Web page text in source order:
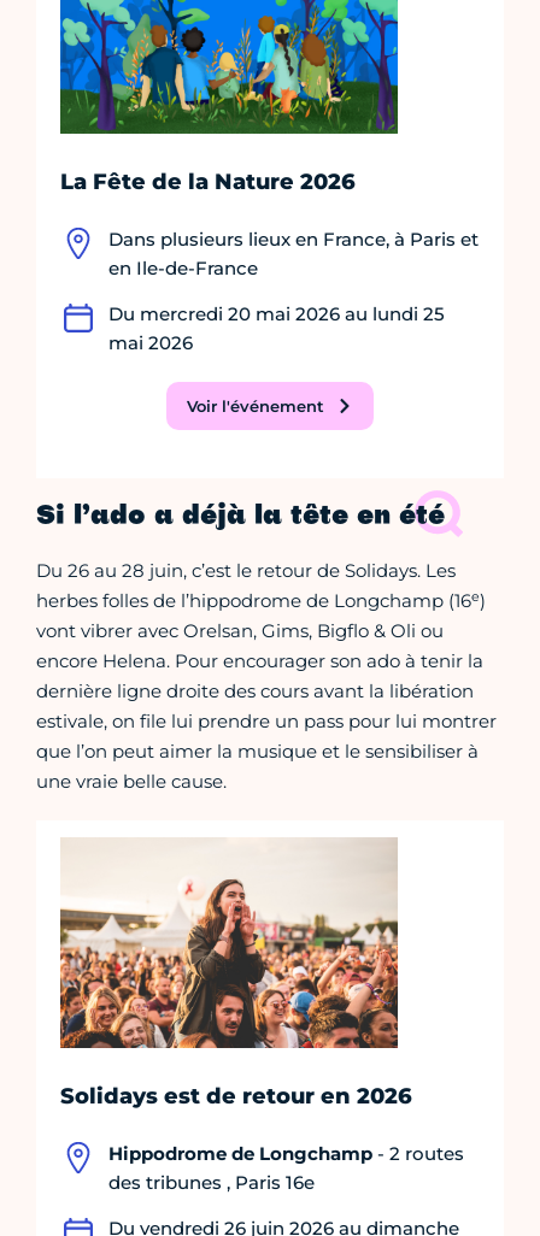
La Fête de la Nature 2026
Dans plusieurs lieux en France, à Paris et
en Ile-de-France
Du mercredi 20 mai 2026 au lundi 25
mai 2026
Voir l'événement
Si l’ado a déjà la tête en été
Du 26 au 28 juin, c’est le retour de Solidays. Les
herbes folles de l’hippodrome de Longchamp (16e)
vont vibrer avec Orelsan, Gims, Bigflo & Oli ou
encore Helena. Pour encourager son ado à tenir la
dernière ligne droite des cours avant la libération
estivale, on file lui prendre un pass pour lui montrer
que l’on peut aimer la musique et le sensibiliser à
une vraie belle cause.
Solidays est de retour en 2026
Hippodrome de Longchamp - 2 routes
des tribunes , Paris 16e
Du vendredi 26 juin 2026 au dimanche